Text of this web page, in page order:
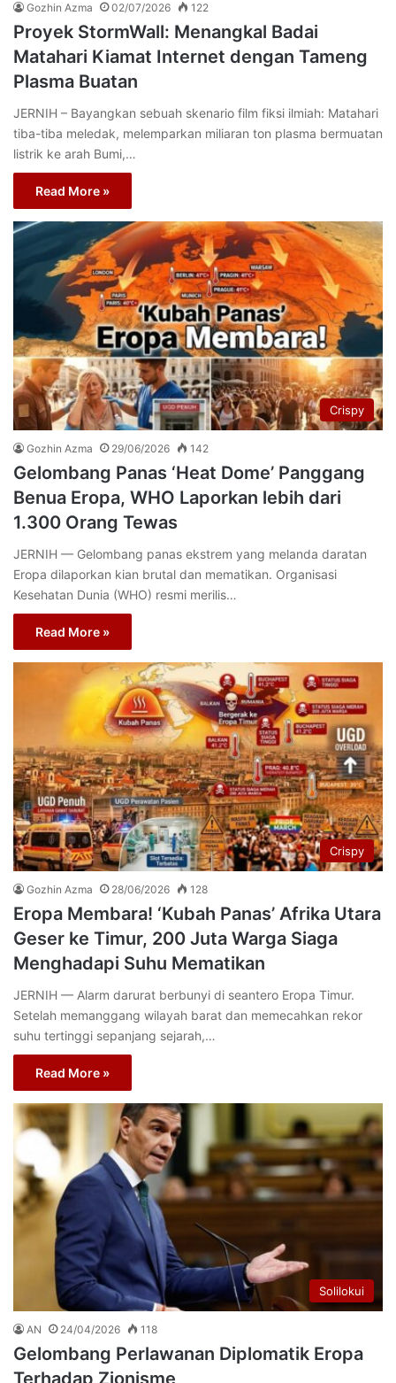
Gozhin Azma 02/07/2026 122
Proyek StormWall: Menangkal Badai
Matahari Kiamat Internet dengan Tameng
Plasma Buatan
JERNIH – Bayangkan sebuah skenario film fiksi ilmiah: Matahari
tiba-tiba meledak, melemparkan miliaran ton plasma bermuatan
listrik ke arah Bumi,…
Read More »
Crispy
Gozhin Azma 29/06/2026 142
Gelombang Panas ‘Heat Dome’ Panggang
Benua Eropa, WHO Laporkan lebih dari
1.300 Orang Tewas
JERNIH — Gelombang panas ekstrem yang melanda daratan
Eropa dilaporkan kian brutal dan mematikan. Organisasi
Kesehatan Dunia (WHO) resmi merilis…
Read More »
Crispy
Gozhin Azma 28/06/2026 128
Eropa Membara! ‘Kubah Panas’ Afrika Utara
Geser ke Timur, 200 Juta Warga Siaga
Menghadapi Suhu Mematikan
JERNIH — Alarm darurat berbunyi di seantero Eropa Timur.
Setelah memanggang wilayah barat dan memecahkan rekor
suhu tertinggi sepanjang sejarah,…
Read More »
Solilokui
AN 24/04/2026 118
Gelombang Perlawanan Diplomatik Eropa